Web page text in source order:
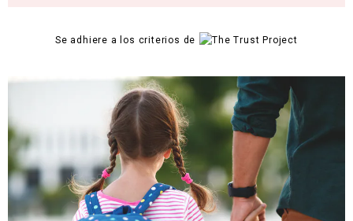
Se adhiere a los criterios de